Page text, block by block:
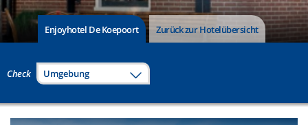
Enjoyhotel De Koepoort Zurück zur Hotelübersicht
Check Umgebung